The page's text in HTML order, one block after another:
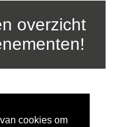
cookies om